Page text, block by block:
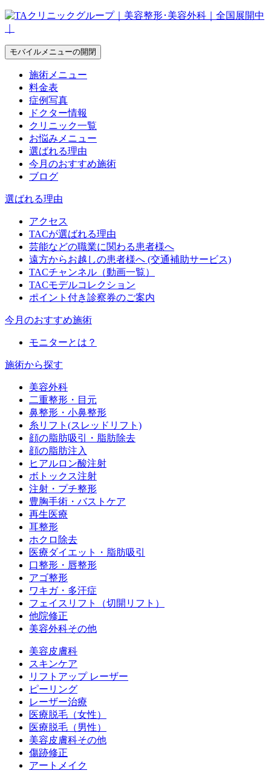
モバイルメニューの開閉
施術メニュー
料金表
症例写真
ドクター情報
クリニック一覧
お悩みメニュー
選ばれる理由
今月のおすすめ施術
ブログ
選ばれる理由
アクセス
TACが選ばれる理由
芸能などの職業に関わる患者様へ
遠方からお越しの患者様へ (交通補助サービス)
TACチャンネル（動画一覧）
TACモデルコレクション
ポイント付き診察券のご案内
今月のおすすめ施術
モニターとは？
施術から探す
美容外科
二重整形・目元
鼻整形・小鼻整形
糸リフト(スレッドリフト)
顔の脂肪吸引・脂肪除去
顔の脂肪注入
ヒアルロン酸注射
ボトックス注射
注射・プチ整形
豊胸手術・バストケア
再生医療
耳整形
ホクロ除去
医療ダイエット・脂肪吸引
口整形・唇整形
アゴ整形
ワキガ・多汗症
フェイスリフト（切開リフト）
他院修正
美容外科その他
美容皮膚科
スキンケア
リフトアップ レーザー
ピーリング
レーザー治療
医療脱毛（女性）
医療脱毛（男性）
美容皮膚科その他
傷跡修正
アートメイク